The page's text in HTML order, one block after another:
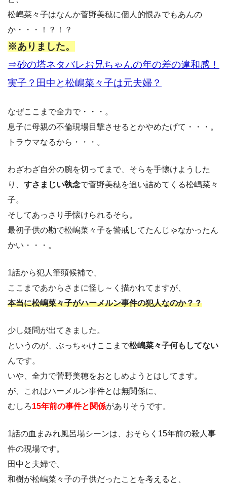
松嶋菜々子はなんか菅野美穂に個人的恨みでもあんの
か・・・！？！？
※ありました。
⇒砂の塔ネタバレお兄ちゃんの年の差の違和感！
実子？田中と松嶋菜々子は元夫婦？
なぜここまで全力で・・・。
息子に母親の不倫現場目撃させるとかやめたげて・・・。
トラウマなるから・・・。
わざわざ自分の腕を切ってまで、そらを手懐けようした
り、 すさまじい執念で菅野美穂を追い詰めてくる松嶋菜々
子。
そしてあっさり手懐けられるそら。
最初子供の勘で松嶋菜々子を警戒してたんじゃなかったん
かい・・・。
1話から犯人筆頭候補で、
ここまであからさまに怪し～く描かれてますが、
本当に松嶋菜々子がハーメルン事件の犯人なのか？？
少し疑問が出てきました。
というのが、ぶっちゃけここまで松嶋菜々子何もしてない
んです。
いや、全力で菅野美穂をおとしめようとはしてます。
が、これはハーメルン事件とは無関係に、
むしろ15年前の事件と関係がありそうです。
1話の血まみれ風呂場シーンは、おそらく15年前の殺人事
件の現場です。
田中と夫婦で、
和樹が松嶋菜々子の子供だったことを考えると、